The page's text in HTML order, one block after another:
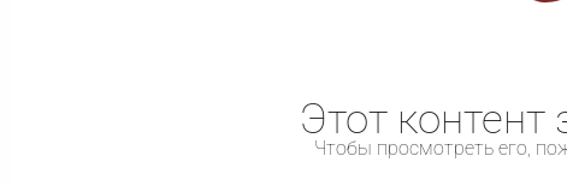
Этот
Чтобы просмотреть его,